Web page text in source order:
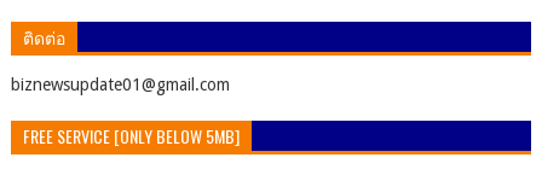
ติดต่อ
ิbiznewsupdate01@gmail.com
FREE SERVICE [ONLY BELOW 5MB]